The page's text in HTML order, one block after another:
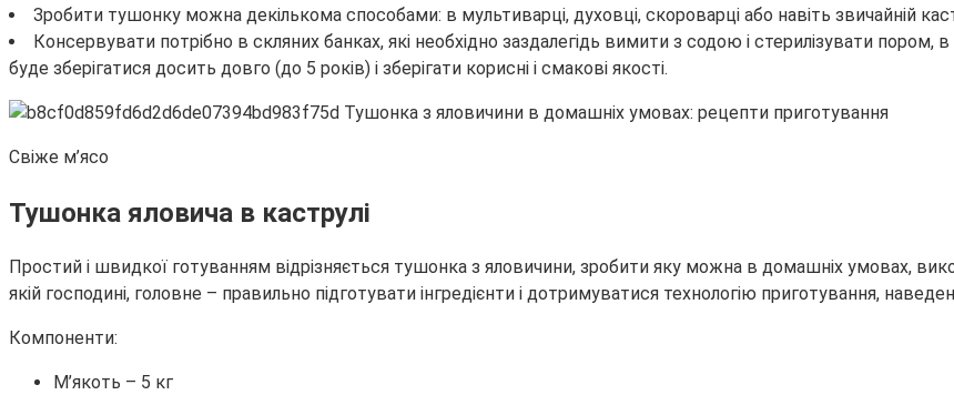
Зробити тушонку можна декількома способами: в мультиварці, духовці, скороварці або навіть звичайній
Консервувати потрібно в скляних банках, які необхідно заздалегідь вимити з содою і стерилізувати пором,
буде зберігатися досить довго (до 5 років) і зберігати корисні і смакові якості.
Свіже м’ясо
Тушонка яловича в каструлі
Простий і швидкої готуванням відрізняється тушонка з яловичини, зробити яку можна в домашніх умовах,
якій господині, головне – правильно підготувати інгредієнти і дотримуватися технологію приготування,
Компоненти:
М’якоть – 5 кг